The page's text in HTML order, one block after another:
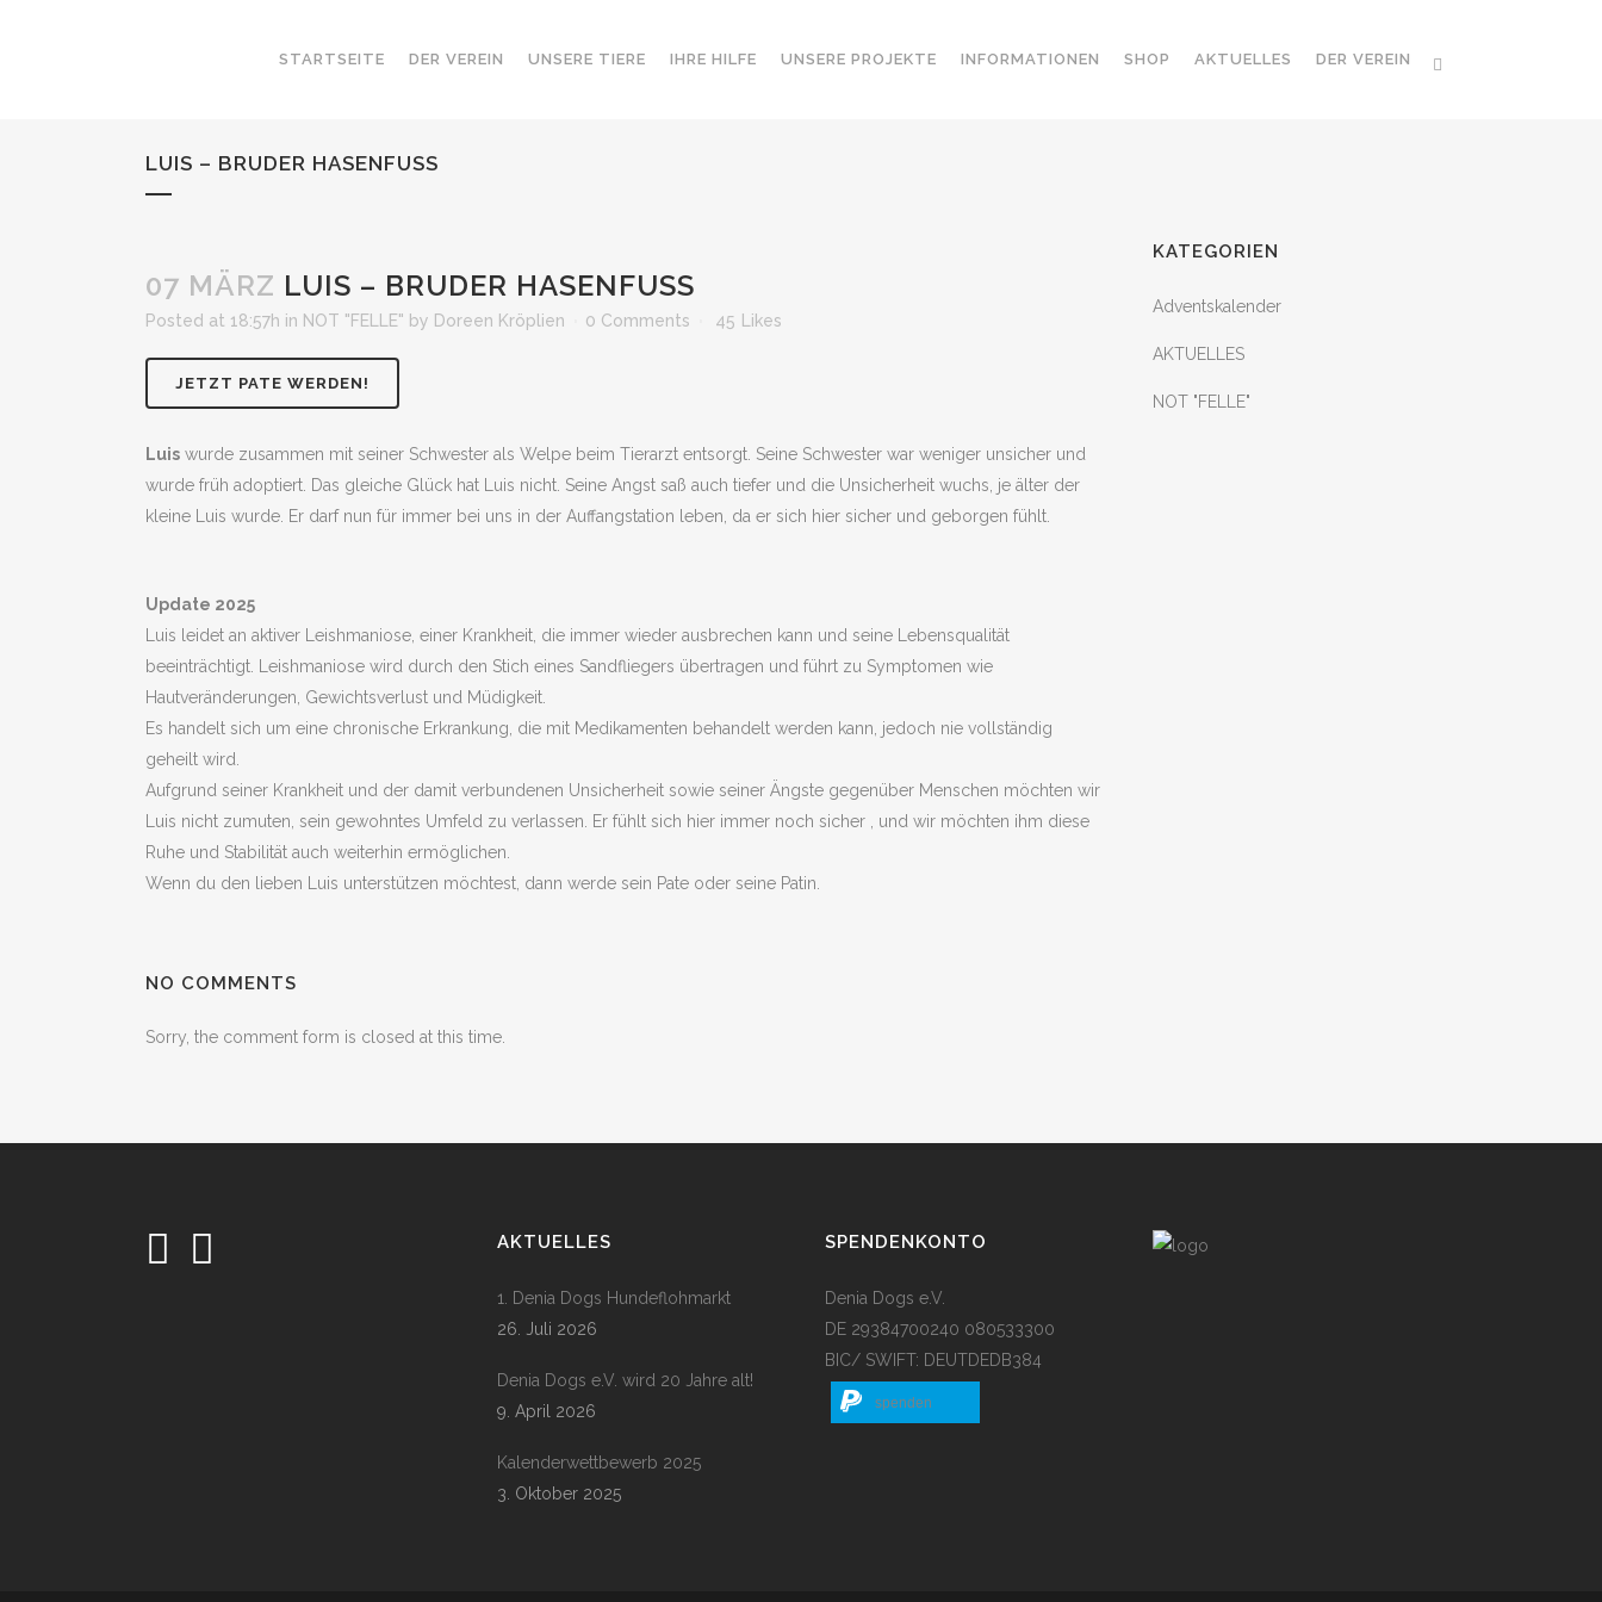
STARTSEITE DER VEREIN UNSERE TIERE IHRE HILFE UNSERE PROJEKTE INFORMATIONEN SHOP AKTUELLES DER VEREIN
LUIS – BRUDER HASENFUSS
07 MÄRZ LUIS – BRUDER HASENFUSS
Posted at 18:57h in NOT "FELLE" by Doreen Kröplien 0 Comments 45 Likes
JETZT PATE WERDEN!
Luis wurde zusammen mit seiner Schwester als Welpe beim Tierarzt entsorgt. Seine Schwester war weniger unsicher und
wurde früh adoptiert. Das gleiche Glück hat Luis nicht. Seine Angst saß auch tiefer und die Unsicherheit wuchs, je älter der
kleine Luis wurde. Er darf nun für immer bei uns in der Auffangstation leben, da er sich hier sicher und geborgen fühlt.
Update 2025
Luis leidet an aktiver Leishmaniose, einer Krankheit, die immer wieder ausbrechen kann und seine Lebensqualität
beeinträchtigt. Leishmaniose wird durch den Stich eines Sandfliegers übertragen und führt zu Symptomen wie
Hautveränderungen, Gewichtsverlust und Müdigkeit.
Es handelt sich um eine chronische Erkrankung, die mit Medikamenten behandelt werden kann, jedoch nie vollständig
geheilt wird.
Aufgrund seiner Krankheit und der damit verbundenen Unsicherheit sowie seiner Ängste gegenüber Menschen möchten wir
Luis nicht zumuten, sein gewohntes Umfeld zu verlassen. Er fühlt sich hier immer noch sicher , und wir möchten ihm diese
Ruhe und Stabilität auch weiterhin ermöglichen.
Wenn du den lieben Luis unterstützen möchtest, dann werde sein Pate oder seine Patin.
NO COMMENTS
Sorry, the comment form is closed at this time.
KATEGORIEN
Adventskalender
AKTUELLES
NOT "FELLE"
AKTUELLES
1. Denia Dogs Hundeflohmarkt
26. Juli 2026
Denia Dogs e.V. wird 20 Jahre alt!
9. April 2026
Kalenderwettbewerb 2025
3. Oktober 2025
SPENDENKONTO
Denia Dogs e.V.
DE 29384700240 080533300
BIC/ SWIFT: DEUTDEDB384
spenden